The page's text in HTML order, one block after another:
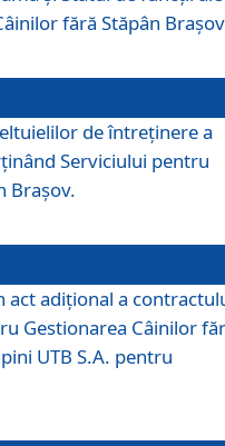
fără Stăpân
de întreţinere a
Serviciului pentru
Braşov.
adiţional a
Gestionarea Câinilor
UTB S.A. pentru